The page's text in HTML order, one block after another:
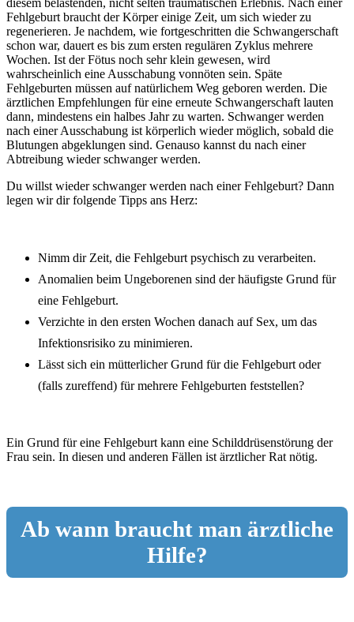
Fehlgeburt braucht der Körper einige Zeit, um sich wieder zu
regenerieren. Je nachdem, wie fortgeschritten die Schwangerschaft
schon war, dauert es bis zum ersten regulären Zyklus mehrere
Wochen. Ist der Fötus noch sehr klein gewesen, wird
wahrscheinlich eine Ausschabung vonnöten sein. Späte
Fehlgeburten müssen auf natürlichem Weg geboren werden. Die
ärztlichen Empfehlungen für eine erneute Schwangerschaft lauten
dann, mindestens ein halbes Jahr zu warten. Schwanger werden
nach einer Ausschabung ist körperlich wieder möglich, sobald die
Blutungen abgeklungen sind. Genauso kannst du nach einer
Abtreibung wieder schwanger werden.
Du willst wieder schwanger werden nach einer Fehlgeburt? Dann
legen wir dir folgende Tipps ans Herz:
Nimm dir Zeit, die Fehlgeburt psychisch zu verarbeiten.
Anomalien beim Ungeborenen sind der häufigste Grund für
eine Fehlgeburt.
Verzichte in den ersten Wochen danach auf Sex, um das
Infektionsrisiko zu minimieren.
Lässt sich ein mütterlicher Grund für die Fehlgeburt oder
(falls zureffend) für mehrere Fehlgeburten feststellen?
Ein Grund für eine Fehlgeburt kann eine Schilddrüsenstörung der
Frau sein. In diesen und anderen Fällen ist ärztlicher Rat nötig.
Ab wann braucht man ärztliche
Hilfe?